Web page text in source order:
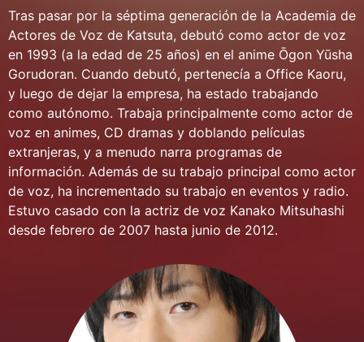
Tras pasar por la séptima generación de la Academia de
Actores de Voz de Katsuta, debutó como actor de voz
en 1993 (a la edad de 25 años) en el anime Ōgon Yūsha
Gorudoran. Cuando debutó, pertenecía a Office Kaoru,
y luego de dejar la empresa, ha estado trabajando
como autónomo. Trabaja principalmente como actor de
voz en animes, CD dramas y doblando películas
extranjeras, y a menudo narra programas de
información. Además de su trabajo principal como actor
de voz, ha incrementado su trabajo en eventos y radio.
Estuvo casado con la actriz de voz Kanako Mitsuhashi
desde febrero de 2007 hasta junio de 2012.